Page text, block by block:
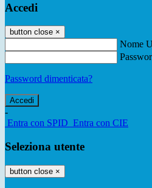
Accedi
button close ×
Nome
Password dimenticata?
-
Entra con SPID Entra con CIE
Seleziona utente
button close ×